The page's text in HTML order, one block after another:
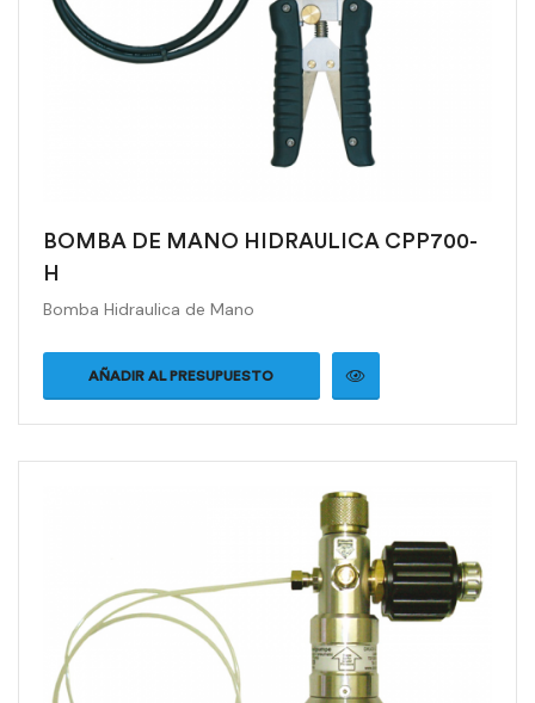
BOMBA DE MANO HIDRAULICA CPP700-
H
Bomba Hidraulica de Mano
AÑADIR AL PRESUPUESTO